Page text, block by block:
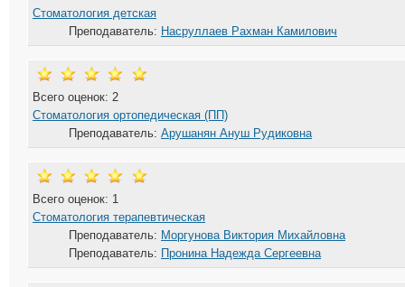
Стоматология детская
Преподаватель: Насруллаев Рахман Камилович
Всего оценок: 2
Стоматология ортопедическая (ПП)
Преподаватель: Арушанян Ануш Рудиковна
Всего оценок: 1
Стоматология терапевтическая
Преподаватель: Моргунова Виктория Михайловна
Преподаватель: Пронина Надежда Сергеевна